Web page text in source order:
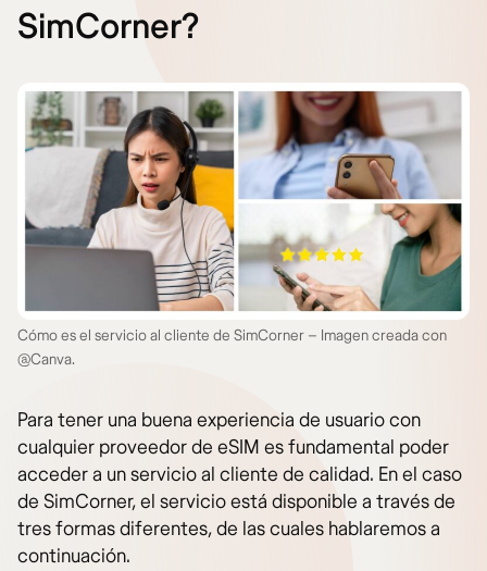
SimCorner?
Cómo es el servicio al cliente de SimCorner – Imagen creada con
@Canva.
Para tener una buena experiencia de usuario con
cualquier proveedor de eSIM es fundamental poder
acceder a un servicio al cliente de calidad. En el caso
de SimCorner, el servicio está disponible a través de
tres formas diferentes, de las cuales hablaremos a
continuación.